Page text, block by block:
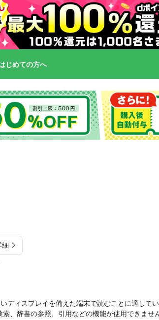
じめての方へ
細
ディスプレイを備えた端末で読むことに適して
索、辞書の参照、引用などの機能が使用できま